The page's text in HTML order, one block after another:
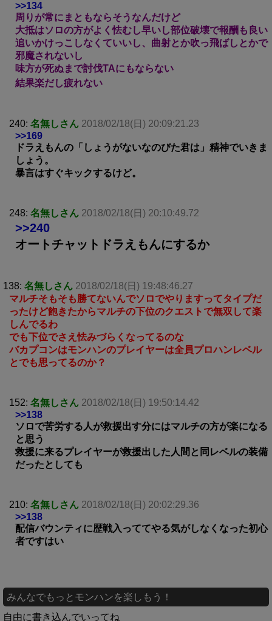
>>134
周りが常にまともならそうなんだけど
大抵はソロの方がよく怯むし早いし部位破壊で報酬も良い
追いかけっこしなくていいし、曲射とか吹っ飛ばしとかで
邪魔されないし
味方が死ぬまで討伐TAにもならない
結果楽だし疲れない
240: 名無しさん 2018/02/18(日) 20:09:21.23
>>169
ドラえもんの「しょうがないなのびた君は」精神でいきま
しょう。
暴言はすぐキックするけど。
248: 名無しさん 2018/02/18(日) 20:10:49.72
>>240
オートチャットドラえもんにするか
138: 名無しさん 2018/02/18(日) 19:48:46.27
マルチそもそも勝てないんでソロでやりますってタイプだ
ったけど飽きたからマルチの下位のクエストで無双して楽
しんでるわ
でも下位でさえ怯みづらくなってるのな
バカプコンはモンハンのプレイヤーは全員プロハンレベル
とでも思ってるのか？
152: 名無しさん 2018/02/18(日) 19:50:14.42
>>138
ソロで苦労する人が救援出す分にはマルチの方が楽になる
と思う
救援に来るプレイヤーが救援出した人間と同レベルの装備
だったとしても
210: 名無しさん 2018/02/18(日) 20:02:29.36
>>138
配信バウンティに歴戦入っててやる気がしなくなった初心
者ですはい
みんなでもっとモンハンを楽しもう！
自由に書き込んでいってね